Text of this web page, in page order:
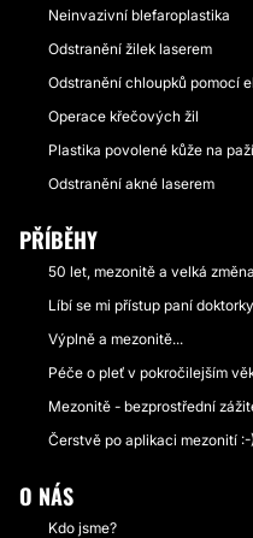
Neinvazivní blefaroplastika
Odstranění žilek laserem
Odstranění chloupků pomocí
Operace křečových žil
Plastika povolené kůže na
Odstranění akné laserem
PŘÍBĚHY
50 let, mezonitě a velká změna
Líbí se mi přístup paní
Výplně a mezonitě...
Péče o pleť v pokročilejším
Mezonitě - bezprostřední
Čerstvě po aplikaci mezonití :-)
O NÁS
Kdo jsme?